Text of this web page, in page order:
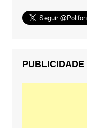
PUBLICIDADE